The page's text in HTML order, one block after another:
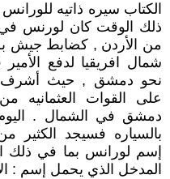
ذلك الوقت كان لورنس
من الأردن , كضابط جيش
شمال افريقيا لدفع
نحو دمشق , حيث أشرف
على القوات العثمانيه
دمشق في الشمال .
بالسياره فسيجد الكثير
إسم لورانس بما في ذلك
المدخل الذي يحمل إسم :